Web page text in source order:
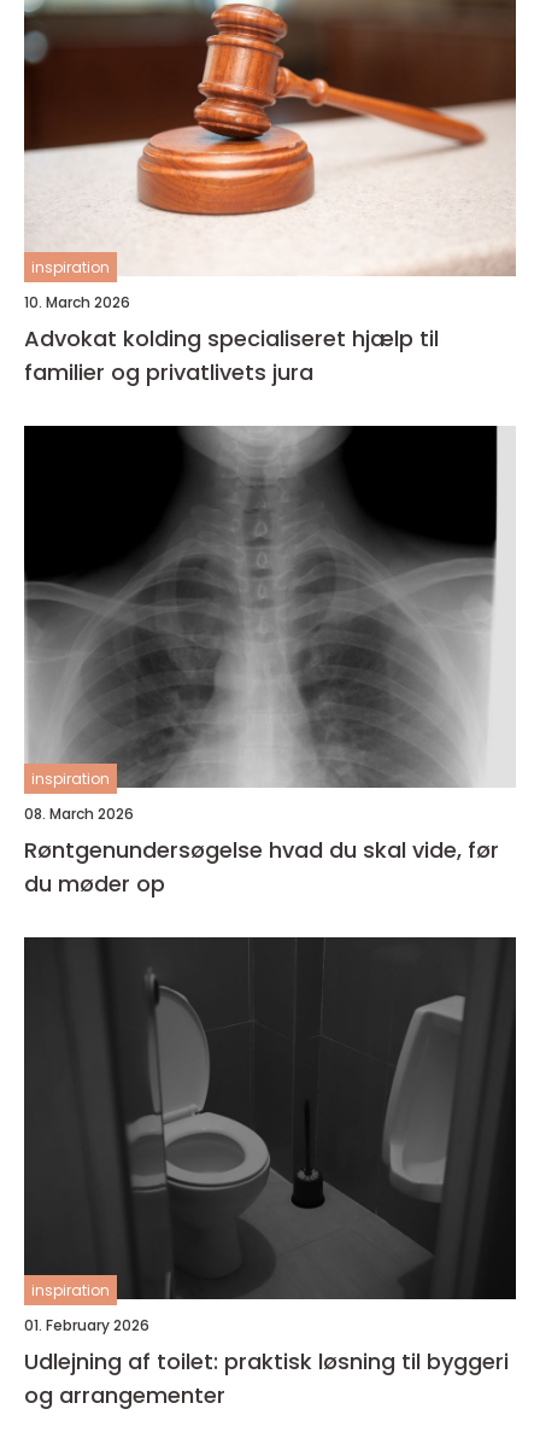
inspiration
10. March 2026
Advokat kolding specialiseret hjælp til
familier og privatlivets jura
inspiration
08. March 2026
Røntgenundersøgelse hvad du skal vide, før
du møder op
inspiration
01. February 2026
Udlejning af toilet: praktisk løsning til byggeri
og arrangementer